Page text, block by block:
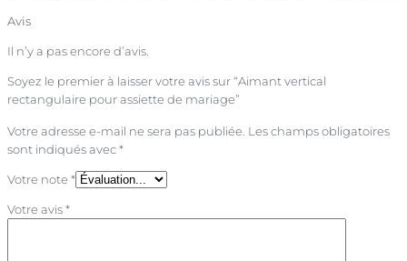
Avis
Il n’y a pas encore d’avis.
Soyez le premier à laisser votre avis sur “Aimant vertical
rectangulaire pour assiette de mariage”
Votre adresse e-mail ne sera pas publiée. Les champs obligatoires
sont indiqués avec*
Votre note *
Votre avis*